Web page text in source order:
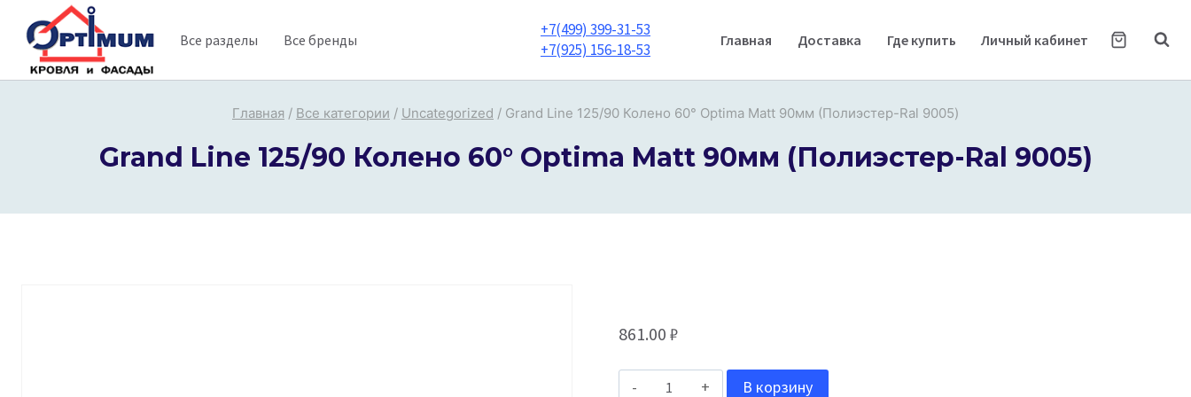
содержимому
Все разделы Все бренды
+7(499) 399-31-53
+7(925) 156-18-53
Главная Доставка Где купить Личный кабинет
Главная / Все категории / Uncategorized / Grand Line 125/90 Колено 60° Optima Matt 90мм (Полиэстер-Ral 9005)
Grand Line 125/90 Колено 60° Optima Matt 90мм (Полиэстер-Ral 9005)
861.00 ₽
Количество
В корзину